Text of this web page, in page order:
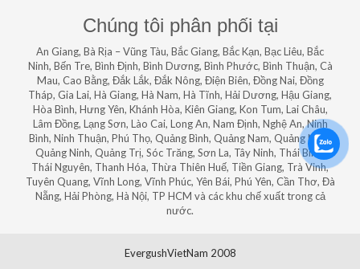
Chúng tôi phân phối tại
An Giang, Bà Rịa – Vũng Tàu, Bắc Giang, Bắc Kạn, Bạc Liêu, Bắc
Ninh, Bến Tre, Bình Định, Bình Dương, Bình Phước, Bình Thuận, Cà
Mau, Cao Bằng, Đắk Lắk, Đắk Nông, Điện Biên, Đồng Nai, Đồng
Tháp, Gia Lai, Hà Giang, Hà Nam, Hà Tĩnh, Hải Dương, Hậu Giang,
Hòa Bình, Hưng Yên, Khánh Hòa, Kiên Giang, Kon Tum, Lai Châu,
Lâm Đồng, Lạng Sơn, Lào Cai, Long An, Nam Định, Nghệ An, Ninh
Bình, Ninh Thuận, Phú Thọ, Quảng Bình, Quảng Nam, Quảng Ngãi,
Quảng Ninh, Quảng Trị, Sóc Trăng, Sơn La, Tây Ninh, Thái Bình,
Thái Nguyên, Thanh Hóa, Thừa Thiên Huế, Tiền Giang, Trà Vinh,
Tuyên Quang, Vĩnh Long, Vĩnh Phúc, Yên Bái, Phú Yên, Cần Thơ, Đà
Nẵng, Hải Phòng, Hà Nội, TP HCM và các khu chế xuất trong cả
nước.
EvergushVietNam 2008